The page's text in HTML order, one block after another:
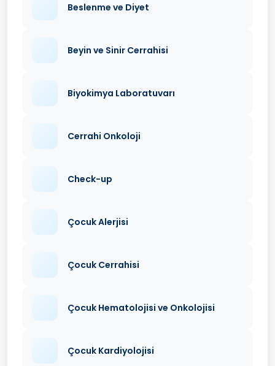
Beslenme ve Diyet
Beyin ve Sinir Cerrahisi
Biyokimya Laboratuvarı
Cerrahi Onkoloji
Check-up
Çocuk Alerjisi
Çocuk Cerrahisi
Çocuk Hematolojisi ve Onkolojisi
Çocuk Kardiyolojisi